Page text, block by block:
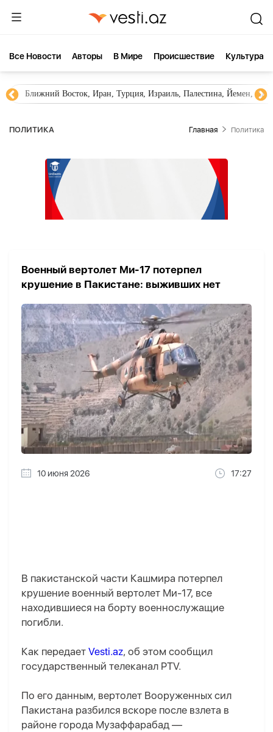
Все Новости Aвторы В Мире Происшествие Культура
Ближний Восток, Иран, Турция, Израиль, Палестина, Йемен,
ПОЛИТИКА Главная Политика
Военный вертолет Ми-17 потерпел
крушение в Пакистане: выживших нет
10 июня 2026 17:27
В пакистанской части Кашмира потерпел
крушение военный вертолет Ми-17, все
находившиеся на борту военнослужащие
погибли.
Как передает Vesti.az, об этом сообщил
государственный телеканал PTV.
По его данным, вертолет Вооруженных сил
Пакистана разбился вскоре после взлета в
районе города Музаффарабад —